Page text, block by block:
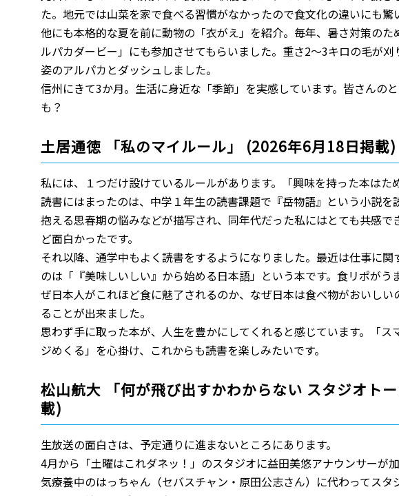
た。地元では山菜を家で食べる習慣がなかったので食文化の違いにも驚
他にも本格的な夏を前に動物の「衣がえ」を紹介。毎年、暑さ対策の
ルパカダービー」にも参加させてもらいました。重さ2～3キロの毛が
姿のアルパカとダッシュしました。
信州にきて3か月。生活に身近な「季節」を実感しています。皆さんの
も？
土居通徳 「私のマイルール」 (2026年6月18日掲載)
私には、１つだけ設けているルールがあります。「興味を持った本はた
読書にはまったのは、中学１年生の読書課題で『岳物語』という小説
抱える思春期の悩みなどが描写され、同年代だった私にはとても共感
ど面白かったです。
それ以降、通学中もよく読書をするようになりました。最近は仕事に
のは「『美味しいしい』から始める日本語」という本です。食リポが
ぜ日本人がこれほど食に魅了されるのか、なぜ日本は食べ物がおいし
ることが出来ました。
思わず手に取った本が、人生を豊かにしてくれると感じています。「
ジめくる」を心掛け、これからも読書を楽しみたいです。
松山航大 「何が飛び出すかわからない スタジオト
載)
生放送の面白さは、予定通りに進まないところにあります。
4月から「土曜はこれダネッ！」のスタジオに益田美悠アナウンサーが
気療養中のはっちゃん（セバスチャン・原田公志さん）に代わってス